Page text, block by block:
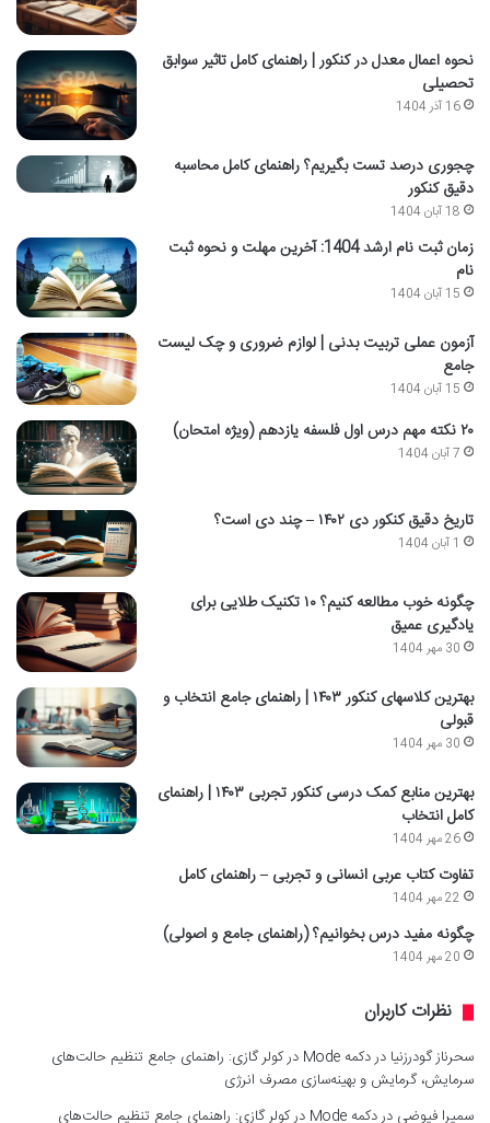
نحوه اعمال معدل در کنکور | راهنمای کامل تاثیر سوابق
تحصیلی
16 آذر 1404
چجوری درصد تست بگیریم؟ راهنمای کامل محاسبه
دقیق کنکور
18 آبان 1404
زمان ثبت نام ارشد 1404: آخرین مهلت و نحوه ثبت
نام
15 آبان 1404
آزمون عملی تربیت بدنی | لوازم ضروری و چک لیست
جامع
15 آبان 1404
۲۰ نکته مهم درس اول فلسفه یازدهم (ویژه امتحان)
7 آبان 1404
تاریخ دقیق کنکور دی ۱۴۰۲ – چند دی است؟
1 آبان 1404
چگونه خوب مطالعه کنیم؟ ۱۰ تکنیک طلایی برای
یادگیری عمیق
30 مهر 1404
بهترین کلاسهای کنکور ۱۴۰۳ | راهنمای جامع انتخاب و
قبولی
30 مهر 1404
بهترین منابع کمک درسی کنکور تجربی ۱۴۰۳ | راهنمای
کامل انتخاب
26 مهر 1404
تفاوت کتاب عربی انسانی و تجربی – راهنمای کامل
22 مهر 1404
چگونه مفید درس بخوانیم؟ (راهنمای جامع و اصولی)
20 مهر 1404
نظرات کاربران
سحرناز گودرزنیا در
دکمه Mode در کولر گازی: راهنمای جامع تنظیم حالت‌های
سرمایش، گرمایش و بهینه‌سازی مصرف انرژی
سمیرا فیوضی در دکمه Mode در کولر گازی: راهنمای جامع تنظیم حالت‌های